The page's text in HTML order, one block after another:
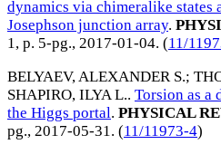
dynamics via chimeralike states
Josephson junction array.
1, p. 5-pg., 2017-01-04. (11/
BELYAEV, ALEXANDER S.;
SHAPIRO, ILYA L.. Torsion as a
the Higgs portal. PHYSICAL
pg., 2017-05-31. (11/11973-4)